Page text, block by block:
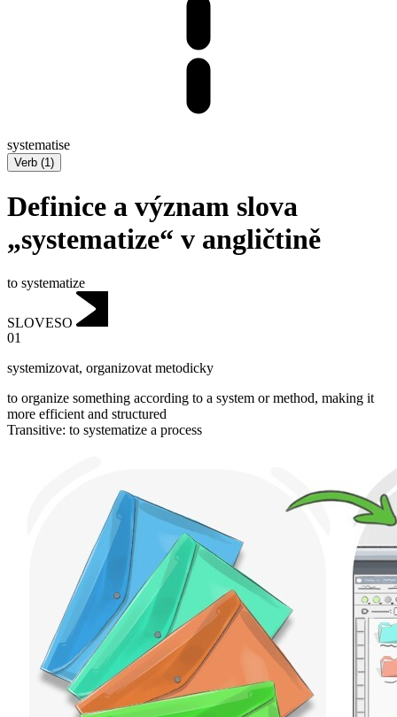
systematise
Verb (1)
Definice a význam slova
„systematize“ v angličtině
to systematize
SLOVESO
01
systemizovat, organizovat metodicky
to organize something according to a system or method, making it
more efficient and structured
Transitive: to systematize a process